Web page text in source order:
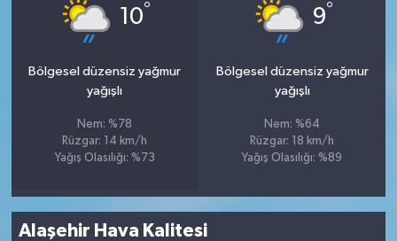
10°
Bölgesel düzensiz yağmur
yağışlı
Nem: %78
Rüzgar: 14 km/h
Yağış Olasılığı: %73
9°
Bölgesel düzensiz yağmur
yağışlı
Nem: %64
Rüzgar: 18 km/h
Yağış Olasılığı: %89
Alaşehir Hava Kalitesi